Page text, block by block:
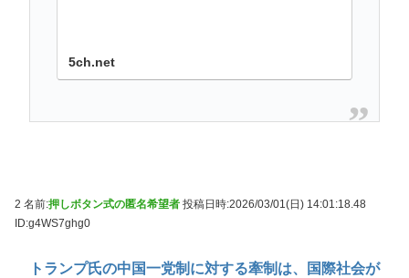
5ch.net
2 名前:押しボタン式の匿名希望者 投稿日時:2026/03/01(日) 14:01:18.48
ID:g4WS7ghg0
トランプ氏の中国一党制に対する牽制は、国際社会が